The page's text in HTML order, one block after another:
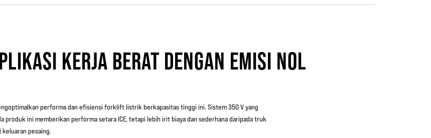
KERJA BERAT DENGAN EMISI NOL
performa dan efisiensi forklift listrik berkapasitas tinggi ini. Sistem 350 V yang
produk ini memberikan performa setara ICE, tetapi lebih irit biaya dan sederhana daripada truk
pesaing.